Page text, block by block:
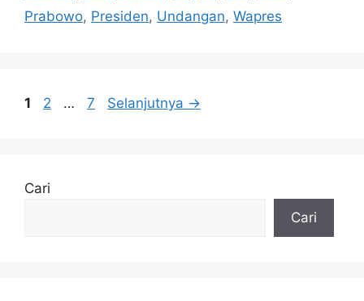
Prabowo, Presiden, Undangan, Wapres
Halaman
1 Halaman
2 … Halaman
7 Selanjutnya →
Cari
Cari